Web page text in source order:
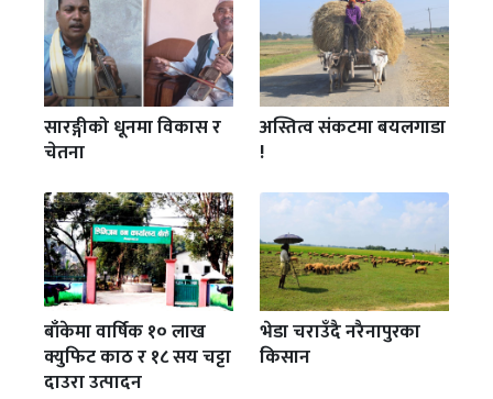
सारङ्गीको धूनमा विकास र
चेतना
अस्तित्व संकटमा बयलगाडा
!
बाँकेमा वार्षिक १० लाख
क्युफिट काठ र १८ सय चट्टा
दाउरा उत्पादन
भेडा चराउँदै नरैनापुरका
किसान